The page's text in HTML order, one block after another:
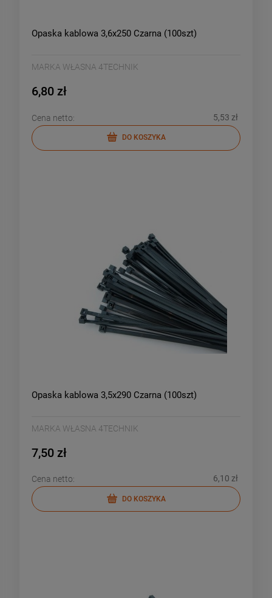
Opaska kablowa 3,6x250 Czarna (100szt)
MARKA WŁASNA 4TECHNIK
6,80 zł
Cena netto: 5,53 zł
DO KOSZYKA
Opaska kablowa 3,5x290 Czarna (100szt)
MARKA WŁASNA 4TECHNIK
7,50 zł
Cena netto: 6,10 zł
DO KOSZYKA